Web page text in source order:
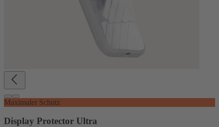
Maximaler Schutz
Display Protector Ultra